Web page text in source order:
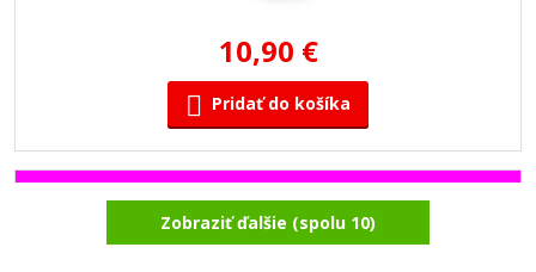
10,90 €
Pridať do košíka
Kompatibilná náplň s HP č. 933M XL
(CN055AE) (Purpurová)
Zobraziť ďalšie (spolu 10)